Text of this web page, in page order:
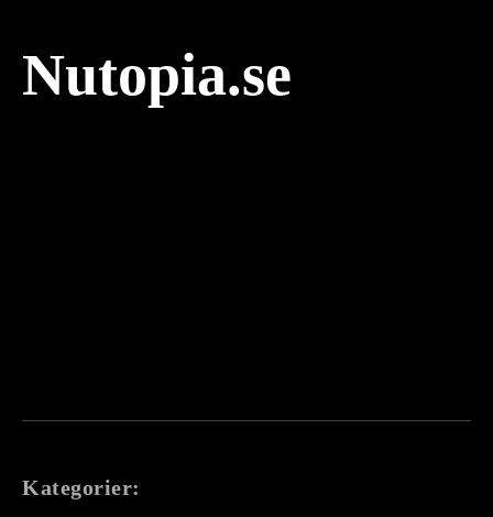
Nutopia.se
Kategorier: